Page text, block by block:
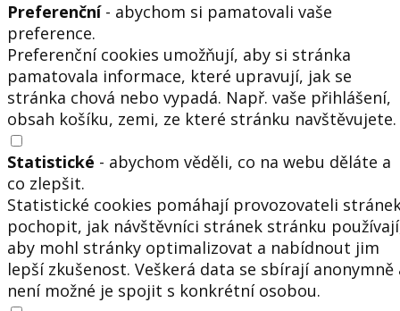
Preferenční- abychom si pamatovali vaše
preference.
Preferenční cookies umožňují, aby si stránka
pamatovala informace, které upravují, jak se
stránka chová nebo vypadá. Např. vaše přihlášení,
obsah košíku, zemi, ze které stránku navštěvujete.
Statistické - abychom věděli, co na webu děláte a
co zlepšit.
Statistické cookies pomáhají provozovateli
pochopit, jak návštěvníci stránek stránku
aby mohl stránky optimalizovat a nabídnout jim
lepší zkušenost. Veškerá data se sbírají anonymně
není možné je spojit s konkrétní osobou.